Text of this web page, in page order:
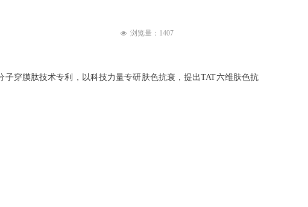
穿膜肽技术专利，以科技力量专研肤色抗衰，提出TAT六维肤色抗
넶 浏览量： 1407